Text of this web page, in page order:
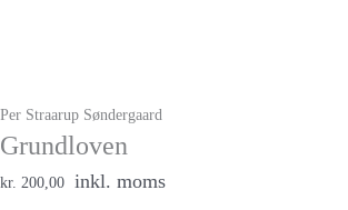
Per Straarup Søndergaard
Grundloven
kr. 200,00 inkl. moms